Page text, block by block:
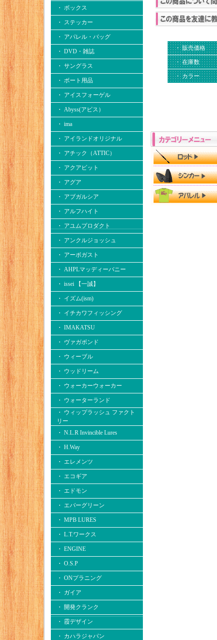
・ ボックス
・ ステッカー
・ アパレル・バッグ
・ DVD・雑誌
・ サングラス
・ ボート用品
・ アイスフォーゲル
・ Abyss(アビス）
・ ima
・ アイランドオリジナル
・ アチック（ATTIC）
・ アクアビット
・ アグア
・ アブガルシア
・ アルフハイト
・ アユムプロダクト
・ アンクルジョッシュ
・ アーボガスト
・ AHPLマッディーバニー
・ issei 【一誠】
・ イズム(ism)
・ イチカワフィッシング
・ IMAKATSU
・ ヴァガボンド
・ ウィーブル
・ ウッドリーム
・ ウォーカーウォーカー
・ ウォーターランド
・ ウィップラッシュ ファクト
リー
・ N.L.R Invincible Lures
・ H.Way
・ エレメンツ
・ エコギア
・ エドモン
・ エバーグリーン
・ MPB LURES
・ L.T.ワークス
・ ENGINE
・ O.S.P
・ ONプラニング
・ ガイア
・ 開発クランク
・ 霞デザイン
・ カハラジャパン
・ 販売価格
・ 在庫数
・ カラー